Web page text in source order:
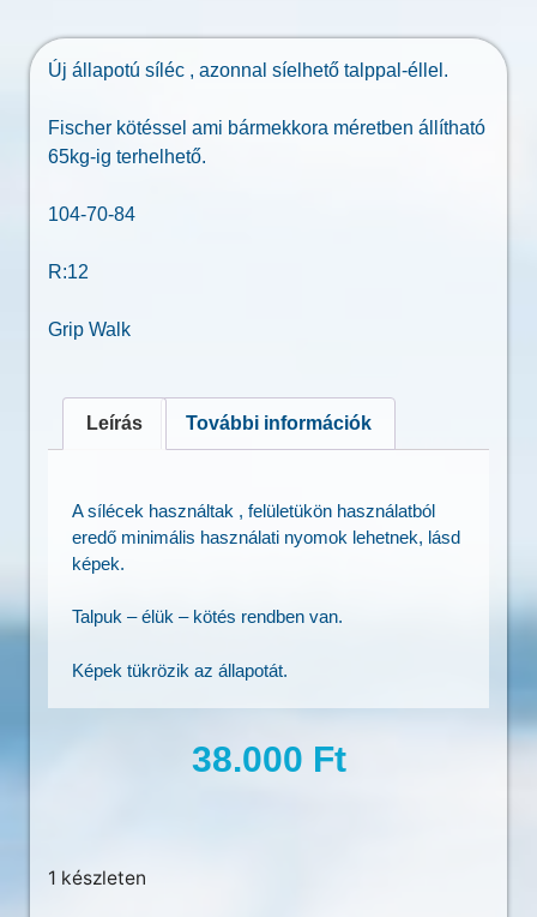
Új állapotú síléc , azonnal síelhető talppal-éllel.
Fischer kötéssel ami bármekkora méretben állítható
65kg-ig terhelhető.
104-70-84
R:12
Grip Walk
Leírás További információk
A sílécek használtak , felületükön használatból
eredő minimális használati nyomok lehetnek, lásd
képek.
Talpuk – élük – kötés rendben van.
Képek tükrözik az állapotát.
38.000 Ft
1 készleten